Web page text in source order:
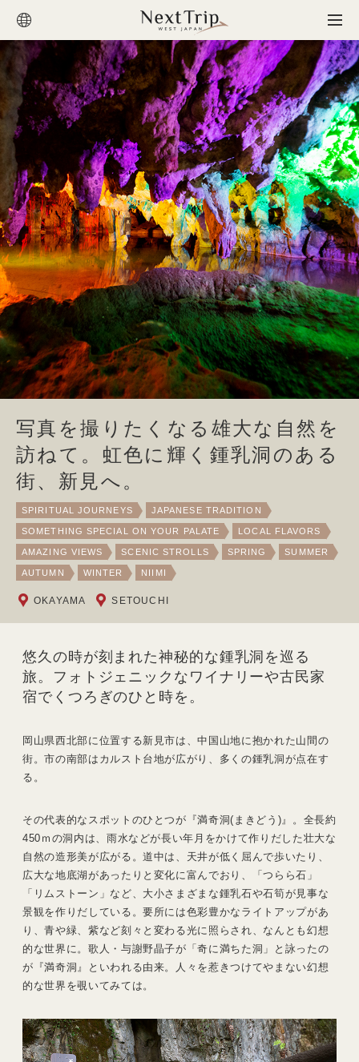
写真を撮りたくなる雄大な自然を
訪ねて。虹色に輝く鍾乳洞のある
街、新見へ。
SPIRITUAL JOURNEYS JAPANESE TRADITION
SOMETHING SPECIAL ON YOUR PALATE LOCAL FLAVORS
AMAZING VIEWS SCENIC STROLLS SPRING SUMMER
AUTUMN WINTER NIIMI
OKAYAMA SETOUCHI
悠久の時が刻まれた神秘的な鍾乳洞を巡る
旅。フォトジェニックなワイナリーや古民家
宿でくつろぎのひと時を。
岡山県西北部に位置する新見市は、中国山地に抱かれた山間の
街。市の南部はカルスト台地が広がり、多くの鍾乳洞が点在す
る。
その代表的なスポットのひとつが『満奇洞(まきどう)』。全長約
450ｍの洞内は、雨水などが長い年月をかけて作りだした壮大な
自然の造形美が広がる。道中は、天井が低く屈んで歩いたり、
広大な地底湖があったりと変化に富んでおり、「つらら石」
「リムストーン」など、大小さまざまな鍾乳石や石筍が見事な
景観を作りだしている。要所には色彩豊かなライトアップがあ
り、青や緑、紫など刻々と変わる光に照らされ、なんとも幻想
的な世界に。歌人・与謝野晶子が「奇に満ちた洞」と詠ったの
が『満奇洞』といわれる由来。人々を惹きつけてやまない幻想
的な世界を覗いてみては。